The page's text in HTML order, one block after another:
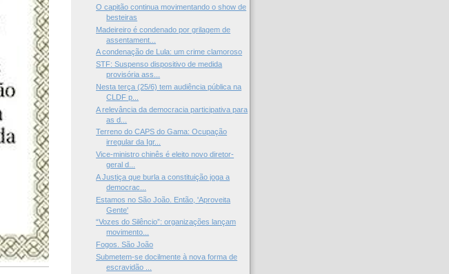
O capitão continua movimentando o show de
besteiras
Madeireiro é condenado por grilagem de
assentament...
A condenação de Lula: um crime clamoroso
STF: Suspenso dispositivo de medida
provisória ass...
Nesta terça (25/6) tem audiência pública na
CLDF p...
A relevância da democracia participativa para
as d...
Terreno do CAPS do Gama: Ocupação
irregular da Igr...
Vice-ministro chinês é eleito novo diretor-
geral d...
A Justiça que burla a constituição joga a
democrac...
Estamos no São João. Então, 'Aproveita
Gente'
“Vozes do Silêncio”: organizações lançam
movimento...
Fogos. São João
Submetem-se docilmente à nova forma de
escravidão ...